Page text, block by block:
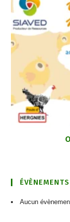
ÉVÈNEMENTS
Aucun